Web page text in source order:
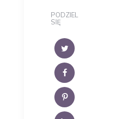
PODZIEL
SIĘ